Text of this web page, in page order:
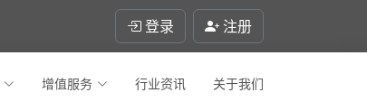
登录 注册
增值服务 行业资讯 关于我们